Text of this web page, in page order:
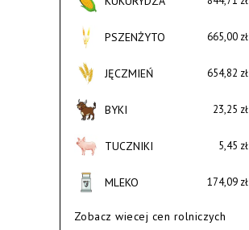
PSZENŻYTO 665,00 zł
JĘCZMIEŃ 654,82 zł
BYKI 23,25 zł
TUCZNIKI 5,45 zł
MLEKO 174,09 zł
Zobacz wiecej cen rolniczych